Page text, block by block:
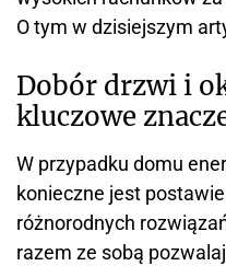
O tym w dzisiejszym
Dobór drzwi i
kluczowe
W przypadku domu
konieczne jest
różnorodnych
razem ze sobą